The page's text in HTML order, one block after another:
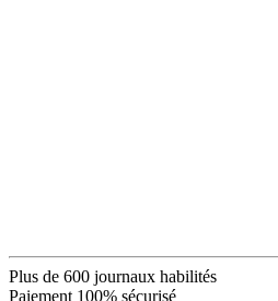
Plus de 600 journaux habilités
Paiement 100% sécurisé